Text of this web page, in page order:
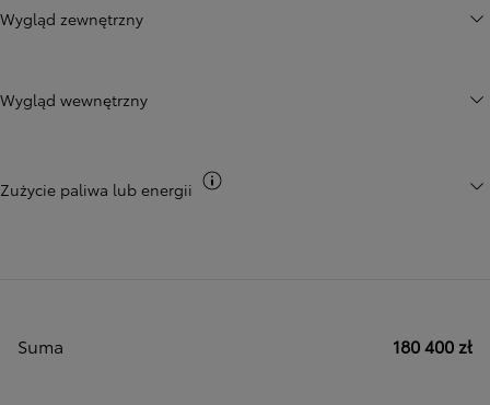
Wygląd zewnętrzny
Wygląd wewnętrzny
Zużycie paliwa lub energii
Suma 180 400 zł